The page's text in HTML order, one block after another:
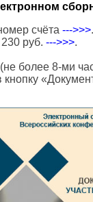
счёта --->>>.
руб. --->>>.
более 8-ми
кнопку